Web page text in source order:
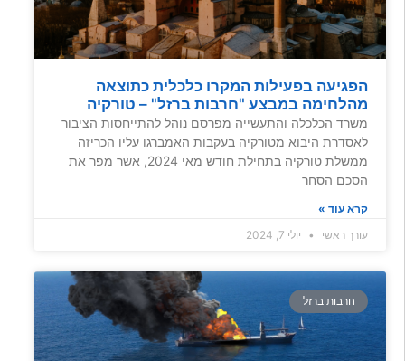
הפגיעה בפעילות המקרו כלכלית כתוצאה
מהלחימה במבצע "חרבות ברזל" – טורקיה
משרד הכלכלה והתעשייה מפרסם נוהל להתייחסות הציבור
לאסדרת היבוא מטורקיה בעקבות האמברגו עליו הכריזה
ממשלת טורקיה בתחילת חודש מאי 2024, אשר מפר את
הסכם הסחר
קרא עוד »
עורך ראשי
יולי 7, 2024
חרבות ברזל